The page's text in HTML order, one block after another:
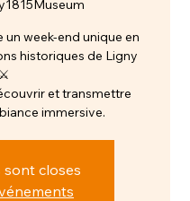
un week-end unique en
historiques de Ligny
et transmettre
immersive.
sont closes